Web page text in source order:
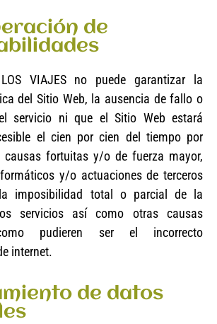
de
VIAJES no puede garantizar la
del Sitio Web, la ausencia de fallo o
servicio ni que el Sitio Web estará
el cien por cien del tiempo por
causas fortuitas y/o de fuerza mayor,
y/o actuaciones de terceros
imposibilidad total o parcial de la
servicios así como otras causas
pudieren ser el incorrecto
internet.
de datos